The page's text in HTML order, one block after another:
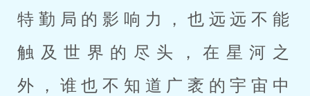
特勤局的影响力，也远远不能
触及世界的尽头，在星河之
外，谁也不知道广袤的宇宙中